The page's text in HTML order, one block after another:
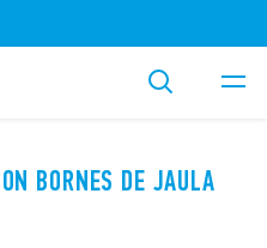
BORNES DE JAULA